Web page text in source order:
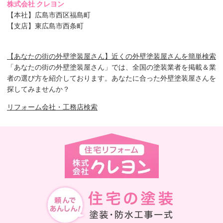
株式会社 クレヨン
【本社】広島市西区福島町
【支店】東広島市西条町
【あなたの街の外壁塗装屋さん】近くの外壁塗装屋さんを簡単検索
「あなたの街の外壁塗装屋さん」では、全国の塗装業者を掲載＆業
者の選び方を紹介しております。あなたに合った外壁塗装屋さんを
探してみませんか？
リフォーム会社・工務店検索